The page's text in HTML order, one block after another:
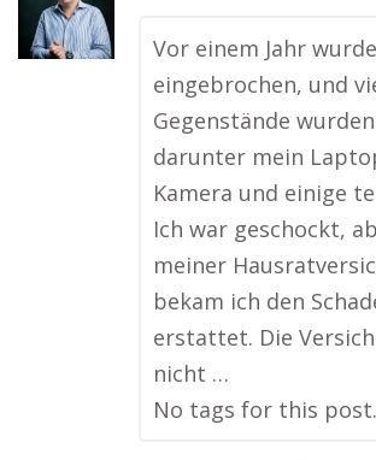
Vor einem Jahr
eingebrochen, und
Gegenstände
darunter mein
Kamera und einige
Ich war geschockt,
meiner
bekam ich den
erstattet. Die
nicht …
No tags for this post.